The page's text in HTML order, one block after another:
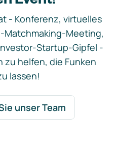
- Konferenz, virtuelles
Matchmaking-Meeting,
Startup-Gipfel -
zu helfen, die Funken
lassen!
unser Team